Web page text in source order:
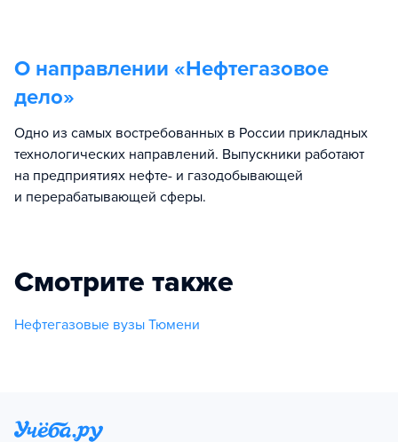
О направлении «Нефтегазовое
дело»
Одно из самых востребованных в России прикладных
технологических направлений. Выпускники работают
на предприятиях нефте- и газодобывающей
и перерабатывающей сферы.
Смотрите также
Нефтегазовые вузы Тюмени